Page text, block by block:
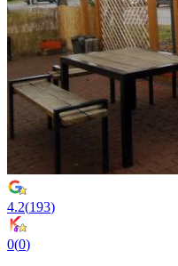
4.2(193)
0(0)